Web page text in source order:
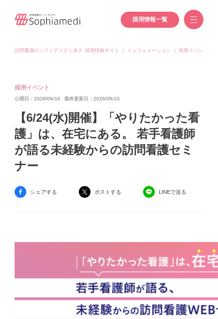
採用情報一覧
訪問看護のソフィアメディ求人･採用情報サイト インフォメーション 採用イベント
採用イベント
公開日：2026/06/10 最終更新日：2026/06/10
【6/24(水)開催】「やりたかった看
護」は、在宅にある。 若手看護師
が語る未経験からの訪問看護セミ
ナー
シェアする ポストする LINEで送る